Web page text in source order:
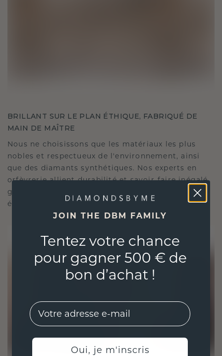
BRILLANT SUR LE PLAN ÉTHIQUE, FABRIQUÉ DE
MAIN DE MAÎTRE
Nous ne choisissons que les matériaux les plus
nobles et respectueux de l'environnement, ainsi
que des diamants synthétiques. Nos experts en
orfèvrerie allient durabilité et savoir-faire inégalé,
garantissant ainsi que vos bijoux sont aussi
éthiques qu'exquis.
JOIN THE DBM FAMILY
Tentez votre chance
pour gagner 500 € de
bon d’achat !
EMail
Oui, je m'inscris